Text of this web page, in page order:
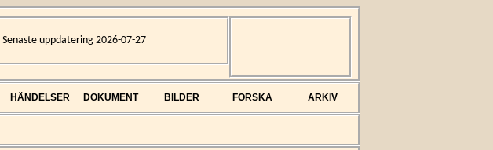
Senaste uppdatering 2026-07-27
HÄNDELSER DOKUMENT BILDER FORSKA ARKIV